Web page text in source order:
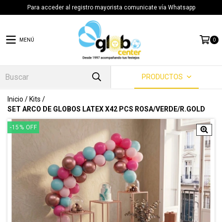
Para acceder al registro mayorista comunicate vía Whatsapp
MENÚ 0
PRODUCTOS
Inicio / Kits /
SET ARCO DE GLOBOS LATEX X42 PCS ROSA/VERDE/R.GOLD
-15 % OFF